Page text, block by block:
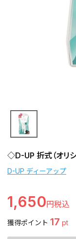
◇D-UP 折式（オリシ
D-UP ディーアップ
1,650
獲得ポイント 17 pt